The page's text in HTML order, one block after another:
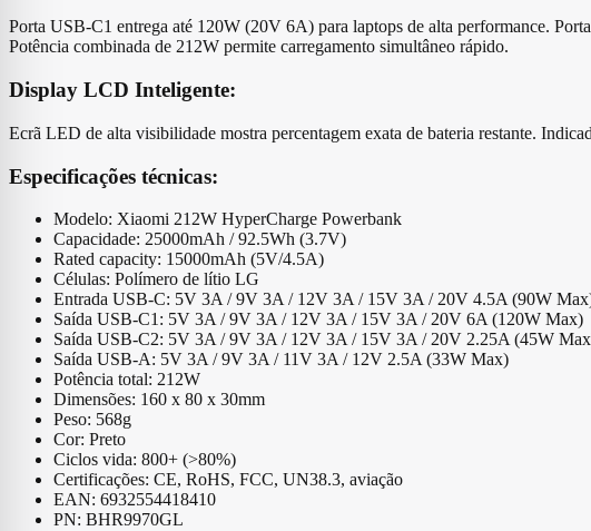
Porta USB-C1 entrega até 120W (20V 6A) para laptops de alta performance.
Potência combinada de 212W permite carregamento simultâneo rápido.
Display LCD Inteligente:
Ecrã LED de alta visibilidade mostra percentagem exata de bateria restante.
Especificações técnicas:
Modelo: Xiaomi 212W HyperCharge Powerbank
Capacidade: 25000mAh / 92.5Wh (3.7V)
Rated capacity: 15000mAh (5V/4.5A)
Células: Polímero de lítio LG
Entrada USB-C: 5V 3A / 9V 3A / 12V 3A / 15V 3A / 20V 4.5A (90W
Saída USB-C1: 5V 3A / 9V 3A / 12V 3A / 15V 3A / 20V 6A (120W Max)
Saída USB-C2: 5V 3A / 9V 3A / 12V 3A / 15V 3A / 20V 2.25A (45W
Saída USB-A: 5V 3A / 9V 3A / 11V 3A / 12V 2.5A (33W Max)
Potência total: 212W
Dimensões: 160 x 80 x 30mm
Peso: 568g
Cor: Preto
Ciclos vida: 800+ (>80%)
Certificações: CE, RoHS, FCC, UN38.3, aviação
EAN: 6932554418410
PN: BHR9970GL